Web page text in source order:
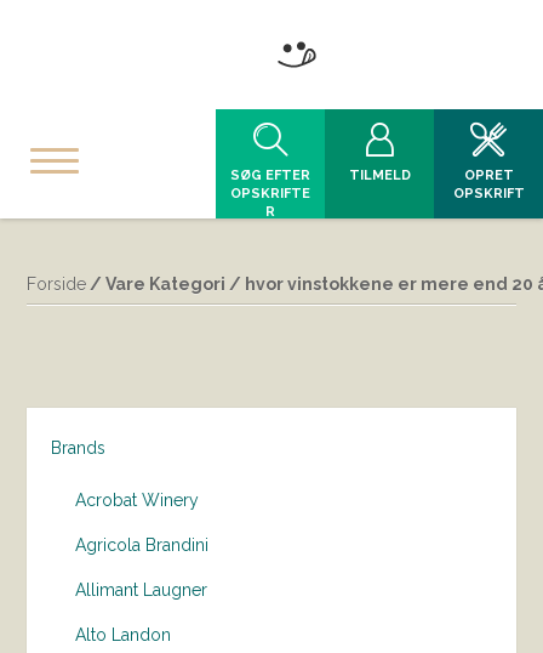
SØG EFTER
OPSKRIFTE
R
TILMELD
OPRET
OPSKRIFT
Forside / Vare Kategori / hvor vinstokkene er mere end 20
Brands
Acrobat Winery
Agricola Brandini
Allimant Laugner
Alto Landon